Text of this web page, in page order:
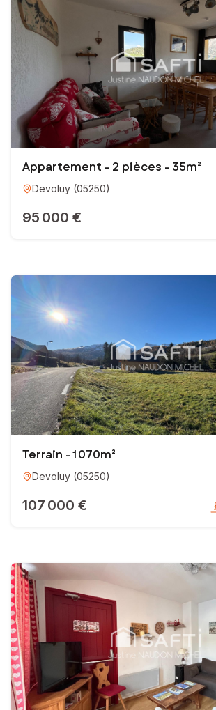
Appartement - 2 pièces - 35m²
Devoluy (05250)
95 000 €
Terrain - 1 070m²
Devoluy (05250)
107 000 €